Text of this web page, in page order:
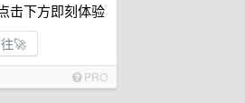
击下方即刻体验
🚀
PRO